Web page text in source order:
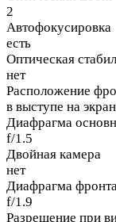
2
Автофокусировка
есть
Оптическая
нет
Расположение
в выступе на
Диафрагма
f/1.5
Двойная камера
нет
Диафрагма
f/1.9
Разрешение при